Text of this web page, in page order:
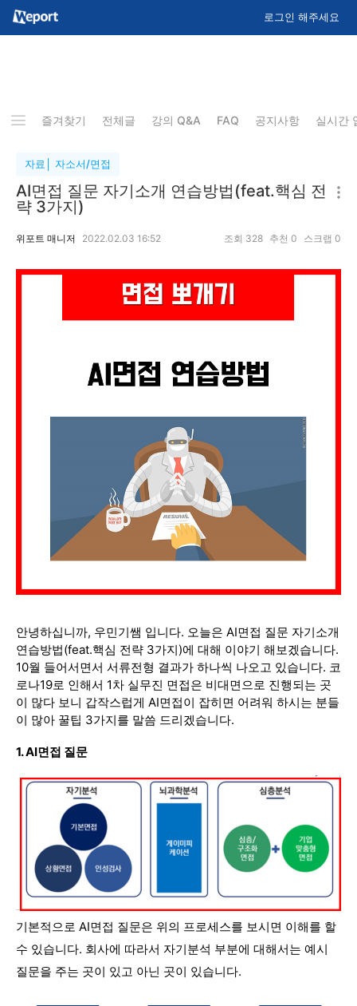
로그인 해주세요
즐겨찾기 전체글 강의 Q&A FAQ 공지사항 실시간
자료│ 자소서/면접
AI면접 질문 자기소개 연습방법(feat.핵심 전
략 3가지)
위포트 매니저 2022.02.03 16:52 조회 328 추천 0 스크랩 0
안녕하십니까, 우민기쌤 입니다. 오늘은 AI면접 질문 자기소개
연습방법(feat.핵심 전략 3가지)에 대해 이야기 해보겠습니다.
10월 들어서면서 서류전형 결과가 하나씩 나오고 있습니다. 코
로나19로 인해서 1차 실무진 면접은 비대면으로 진행되는 곳
이 많다 보니 갑작스럽게 AI면접이 잡히면 어려워 하시는 분들
이 많아 꿀팁 3가지를 말씀 드리겠습니다.
1. AI면접 질문
기본적으로 AI면접 질문은 위의 프로세스를 보시면 이해를 할
수 있습니다. 회사에 따라서 자기분석 부분에 대해서는 예시
질문을 주는 곳이 있고 아닌 곳이 있습니다.